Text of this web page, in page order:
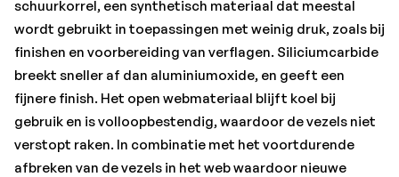
dat consistente resultaten levert gedurende de
productlevensduur. Gebruik Scotch-Brite producten om
de productiviteit te verbeteren en tegelijk minder
gebruik te hoeven maken van afbijtchemicaliën en
draadborstels. Van esthetisch finishen tot het blenden
van lasnaden, afbramen en meer: ze werken snel en
leveren consistente resultaten, onderdeel na onderdeel.
schuurkorrel, een synthetisch materiaal dat meestal
wordt gebruikt in toepassingen met weinig druk, zoals bij
finishen en voorbereiding van verflagen. Siliciumcarbide
breekt sneller af dan aluminiumoxide, en geeft een
fijnere finish. Het open webmateriaal blijft koel bij
gebruik en is volloopbestendig, waardoor de vezels niet
verstopt raken. In combinatie met het voortdurende
afbreken van de vezels in het web waardoor nieuwe